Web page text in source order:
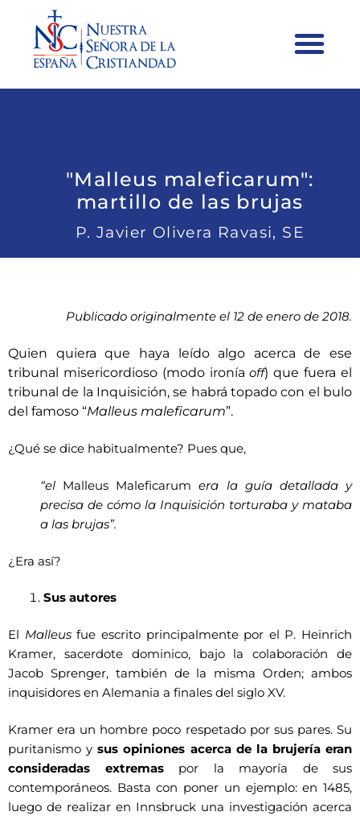
"Malleus maleficarum":
martillo de las brujas
P. Javier Olivera Ravasi, SE
Publicado originalmente el 12 de enero de 2018.
Quien quiera que haya leído algo acerca de ese
tribunal misericordioso (modo ironíaoff) que fuera el
tribunal de la Inquisición, se habrá topado con el bulo
del famoso “Malleus maleficarum”.
¿Qué se dice habitualmente? Pues que,
“el Malleus Maleficarum era la guía detallada y
precisa de cómo la Inquisición torturaba y mataba
a las brujas”.
¿Era así?
Sus autores
El Malleusfue escrito principalmente por el P. Heinrich
Kramer, sacerdote dominico, bajo la colaboración de
Jacob Sprenger, también de la misma Orden; ambos
inquisidores en Alemania a finales del siglo XV.
Kramer era un hombre poco respetado por sus pares. Su
puritanismo y sus opiniones acerca de la brujería eran
consideradas extremaspor la mayoría de sus
contemporáneos. Basta con poner un ejemplo: en 1485,
luego de realizar en Innsbruck una investigación acerca